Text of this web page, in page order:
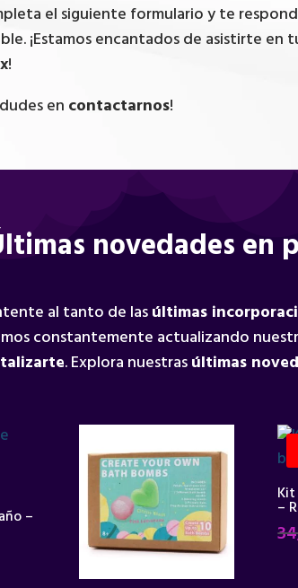
el siguiente formulario y te
¡Estamos encantados de asistirte en
!
en contactarnos!
novedades en
al tanto de lasúltimas
constantemente actualizando
. Explora nuestrasúltimas
– –